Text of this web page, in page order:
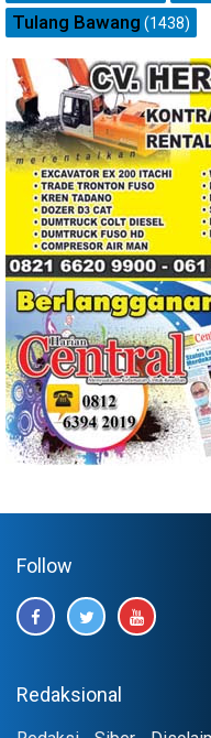
Tulang Bawang (1438)
Follow
Redaksional